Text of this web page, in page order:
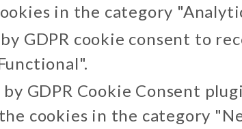
in the category
GDPR cookie consent to
GDPR Cookie Consent
cookies in the category